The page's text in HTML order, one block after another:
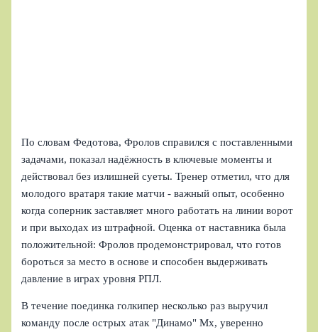
По словам Федотова, Фролов справился с поставленными
задачами, показал надёжность в ключевые моменты и
действовал без излишней суеты. Тренер отметил, что для
молодого вратаря такие матчи - важный опыт, особенно
когда соперник заставляет много работать на линии ворот
и при выходах из штрафной. Оценка от наставника была
положительной: Фролов продемонстрировал, что готов
бороться за место в основе и способен выдерживать
давление в играх уровня РПЛ.
В течение поединка голкипер несколько раз выручил
команду после острых атак "Динамо" Мх, уверенно